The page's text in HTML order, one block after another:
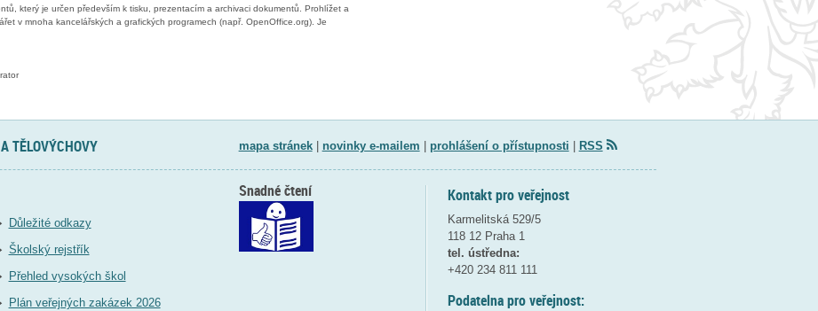
který je určen především k tisku, prezentacím a archivaci dokumentů. Prohlížet a
v mnoha kancelářských a grafických programech (např. OpenOffice.org). Je
TĚLOVÝCHOVY mapa stránek| novinky e-mailem prohlášení o přístupnosti RSS
Důležité odkazy
Školský rejstřík
Přehled vysokých škol
Plán veřejných zakázek 2026
Kontakt pro veřejnost
Karmelitská 529/5
118 12 Praha 1
tel. ústředna:
+420 234 811 111
Podatelna pro veřejnost:
Snadné čtení